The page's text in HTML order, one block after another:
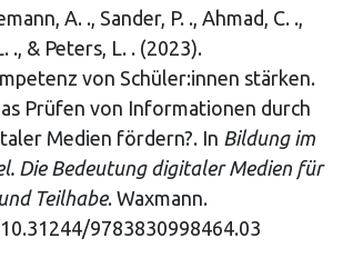
A. ., Sander, P. ., Ahmad, C. .,
., & Peters, L. . (2023).
von Schüler:innen stärken.
Prüfen von Informationen durch
Medien fördern?. In Bildung im
Die Bedeutung digitaler Medien für
Teilhabe. Waxmann.
9783830998464.03